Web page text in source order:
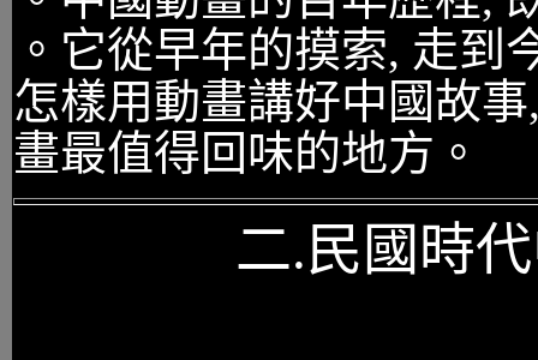
。它從早年的摸索, 走到
怎樣用動畫講好中國故
畫最值得回味的地方。
二.民國時